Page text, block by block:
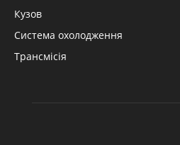
Кузов
Система охолодження
Трансмісія